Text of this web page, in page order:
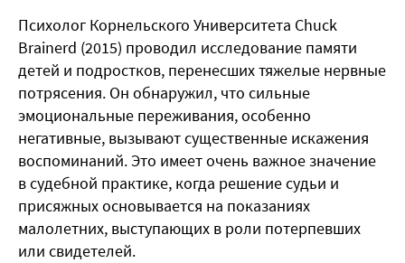
Психолог Корнельского Университета Chuck
Brainerd (2015) проводил исследование памяти
детей и подростков, перенесших тяжелые нервные
потрясения. Он обнаружил, что сильные
эмоциональные переживания, особенно
негативные, вызывают существенные искажения
воспоминаний. Это имеет очень важное значение
в судебной практике, когда решение судьи и
присяжных основывается на показаниях
малолетних, выступающих в роли потерпевших
или свидетелей.